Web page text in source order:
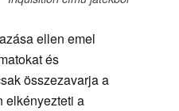
ellen emel
és
összezavarja a
elkényezteti a